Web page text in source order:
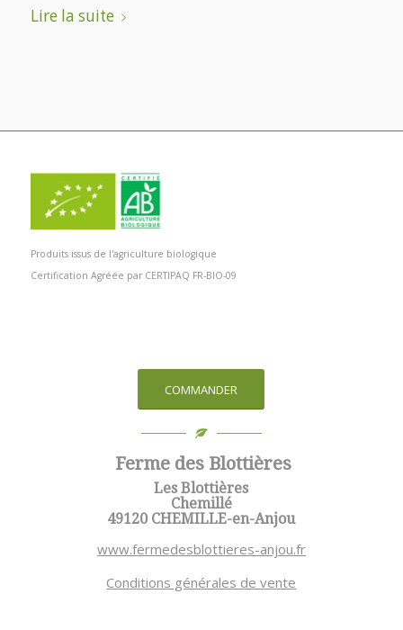
Lire la suite
Produits issus de l'agriculture biologique
Certification Agréée par CERTIPAQ FR-BIO-09
COMMANDER
Ferme des Blottières
Les Blottières
Chemillé
49120 CHEMILLE-en-Anjou
www.fermedesblottieres-anjou.fr
Conditions générales de vente